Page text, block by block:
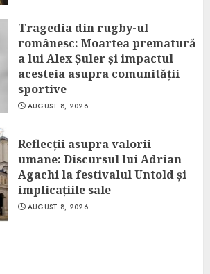
Tragedia din rugby-ul
românesc: Moartea prematură
a lui Alex Șuler și impactul
acesteia asupra comunității
sportive
AUGUST 8, 2026
Reflecții asupra valorii
umane: Discursul lui Adrian
Agachi la festivalul Untold și
implicațiile sale
AUGUST 8, 2026